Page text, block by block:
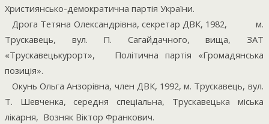
Християнсько-демократична партія України.
Дрога Тетяна Олександрівна, секретар ДВК, 1982,
м.
Трускавець, вул. П. Сагайдачного, вища, ЗАТ
«Трускавецькурорт»,
Політична партія «Громадянська
позиція».
Окунь Ольга Анзорівна, член ДВК, 1992, м. Трускавець, вул.
Т. Шевченка, середня спеціальна, Трускавецька міська
лікарня, Возняк Віктор Франкович.